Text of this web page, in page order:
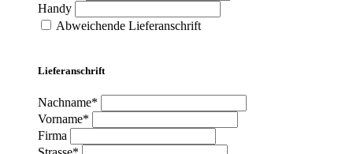
Handy
Abweichende Lieferanschrift
Lieferanschrift
Nachname*
Vorname*
Firma